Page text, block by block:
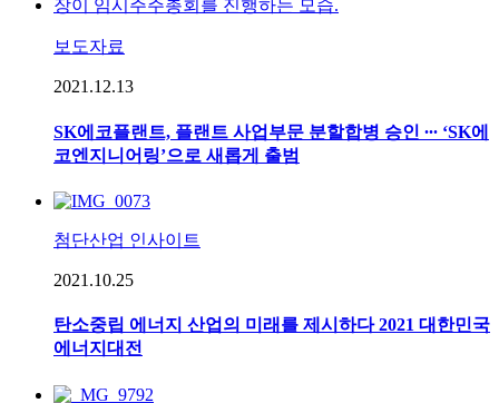
보도자료
2021.12.13
SK에코플랜트, 플랜트 사업부문 분할합병 승인 ∙∙∙ ‘SK에
코엔지니어링’으로 새롭게 출범
첨단산업 인사이트
2021.10.25
탄소중립 에너지 산업의 미래를 제시하다 2021 대한민국
에너지대전